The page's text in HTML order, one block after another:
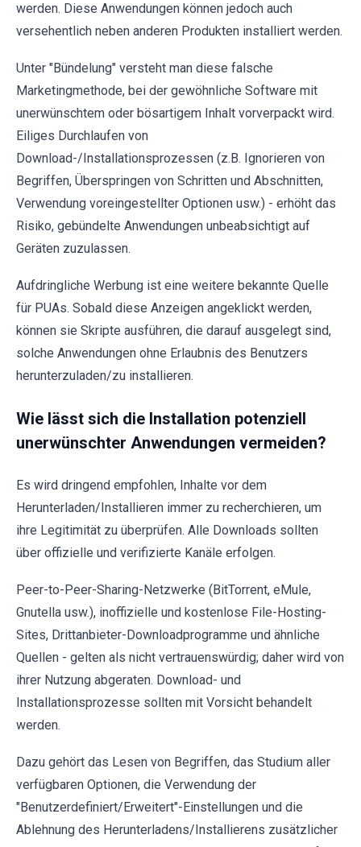
werden. Diese Anwendungen können jedoch auch
versehentlich neben anderen Produkten installiert werden.
Unter "Bündelung" versteht man diese falsche
Marketingmethode, bei der gewöhnliche Software mit
unerwünschtem oder bösartigem Inhalt vorverpackt wird.
Eiliges Durchlaufen von
Download-/Installationsprozessen (z.B. Ignorieren von
Begriffen, Überspringen von Schritten und Abschnitten,
Verwendung voreingestellter Optionen usw.) - erhöht das
Risiko, gebündelte Anwendungen unbeabsichtigt auf
Geräten zuzulassen.
Aufdringliche Werbung ist eine weitere bekannte Quelle
für PUAs. Sobald diese Anzeigen angeklickt werden,
können sie Skripte ausführen, die darauf ausgelegt sind,
solche Anwendungen ohne Erlaubnis des Benutzers
herunterzuladen/zu installieren.
Wie lässt sich die Installation potenziell
unerwünschter Anwendungen vermeiden?
Es wird dringend empfohlen, Inhalte vor dem
Herunterladen/Installieren immer zu recherchieren, um
ihre Legitimität zu überprüfen. Alle Downloads sollten
über offizielle und verifizierte Kanäle erfolgen.
Peer-to-Peer-Sharing-Netzwerke (BitTorrent, eMule,
Gnutella usw.), inoffizielle und kostenlose File-Hosting-
Sites, Drittanbieter-Downloadprogramme und ähnliche
Quellen - gelten als nicht vertrauenswürdig; daher wird von
ihrer Nutzung abgeraten. Download- und
Installationsprozesse sollten mit Vorsicht behandelt
werden.
Dazu gehört das Lesen von Begriffen, das Studium aller
verfügbaren Optionen, die Verwendung der
"Benutzerdefiniert/Erweitert"-Einstellungen und die
Ablehnung des Herunterladens/Installierens zusätzlicher